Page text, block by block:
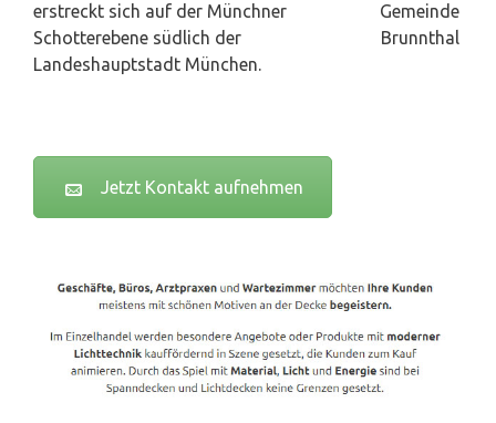
erstreckt sich auf der Münchner
Schotterebene südlich der
Landeshauptstadt München.
Jetzt Kontakt aufnehmen